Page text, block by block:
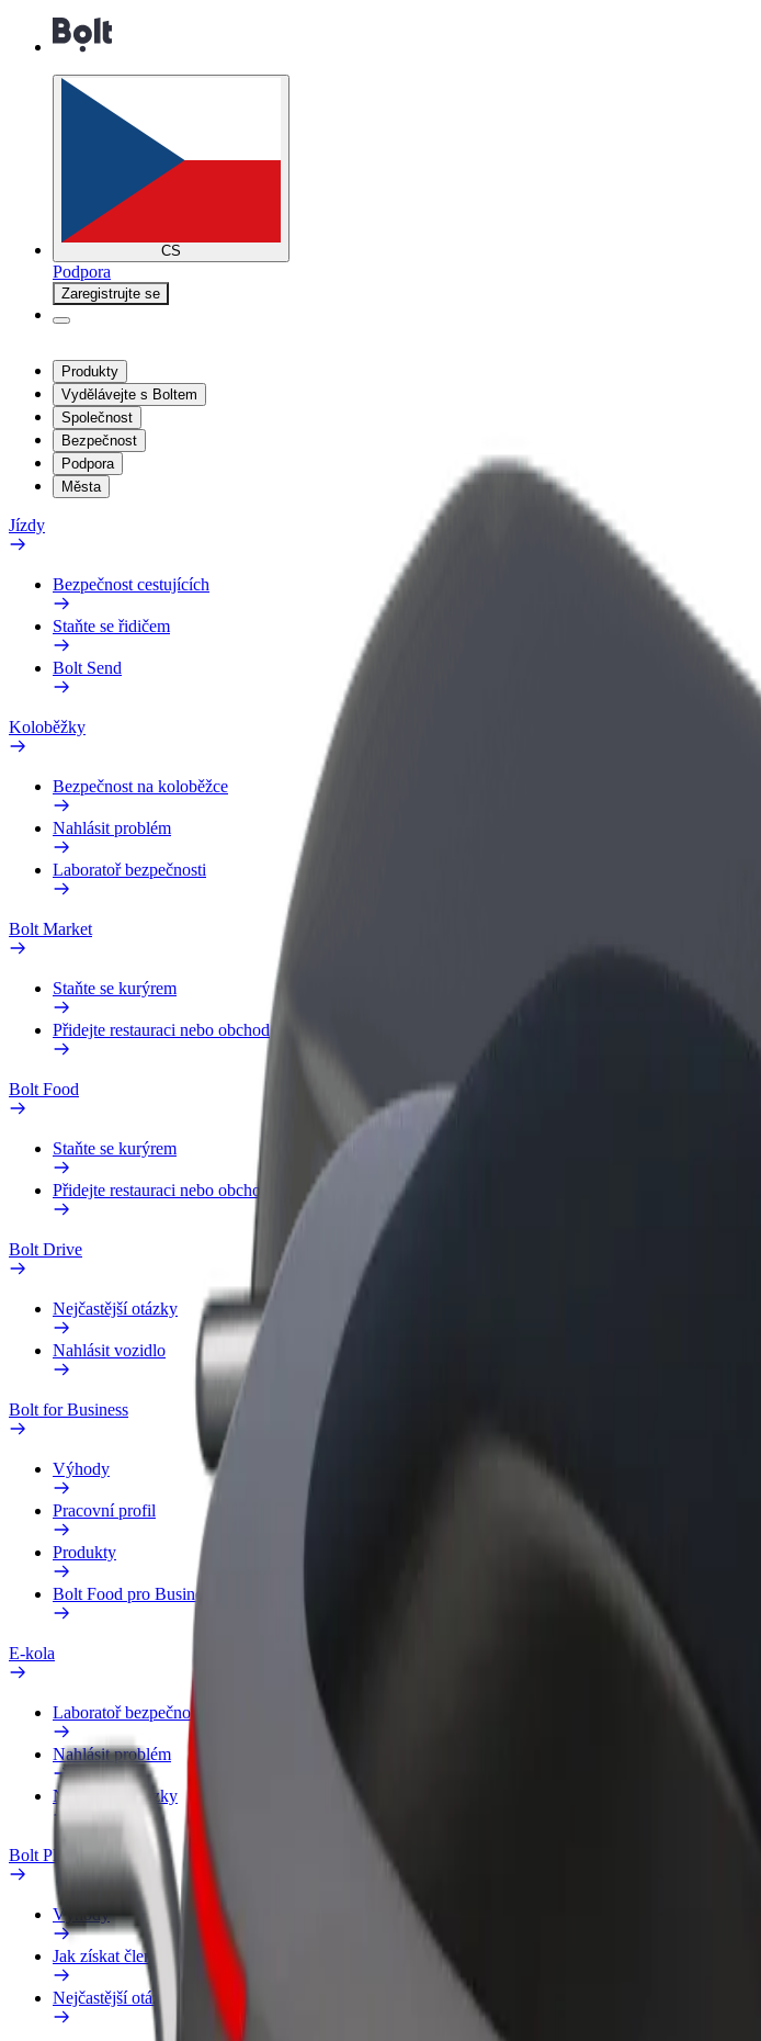
CS
Podpora
Zaregistrujte se
Produkty
Vydělávejte s Boltem
Společnost
Bezpečnost
Podpora
Města
Jízdy
Bezpečnost cestujících
Staňte se řidičem
Bolt Send
Koloběžky
Bezpečnost na koloběžce
Nahlásit problém
Laboratoř bezpečnosti
Bolt Market
Staňte se kurýrem
Přidejte restauraci nebo obchod
Bolt Food
Staňte se kurýrem
Přidejte restauraci nebo obchod
Bolt Drive
Nejčastější otázky
Nahlásit vozidlo
Bolt for Business
Výhody
Pracovní profil
Produkty
Bolt Food pro Business
E-kola
Laboratoř bezpečnosti
Nahlásit problém
Nejčastější otázky
Bolt Plus
Výhody
Jak získat členství
Nejčastější otázky